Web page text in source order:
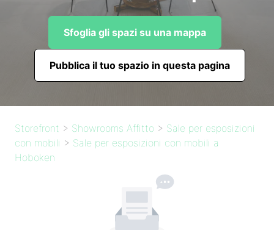
Sfoglia gli spazi su una mappa
Pubblica il tuo spazio in questa pagina
Storefront > Showrooms Affitto > Sale per esposizioni
con mobili > Sale per esposizioni con mobili a
Hoboken